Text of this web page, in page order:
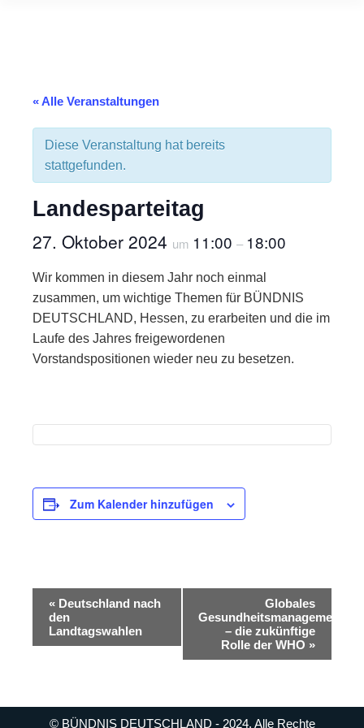
« Alle Veranstaltungen
Diese Veranstaltung hat bereits
stattgefunden.
Landesparteitag
27. Oktober 2024 um 11:00 – 18:00
Wir kommen in diesem Jahr noch einmal
zusammen, um wichtige Themen für BÜNDNIS
DEUTSCHLAND, Hessen, zu erarbeiten und die im
Laufe des Jahres freigewordenen
Vorstandspositionen wieder neu zu besetzen.
Zum Kalender hinzufügen
Veranstaltung-
Navigation
« Deutschland nach
den
Landtagswahlen
Globales
Gesundheitsmanagement
– die zukünftige
Rolle der WHO »
© BÜNDNIS DEUTSCHLAND - 2024. Alle Rechte